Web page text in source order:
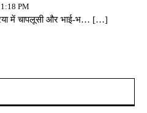
PM
में चापलूसी और भाई-भ… […]